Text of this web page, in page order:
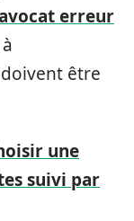
erreur
être
une
suivi par